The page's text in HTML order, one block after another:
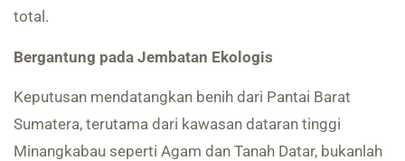
total.
Bergantung pada Jembatan Ekologis
Keputusan mendatangkan benih dari Pantai Barat
Sumatera, terutama dari kawasan dataran tinggi
Minangkabau seperti Agam dan Tanah Datar, bukanlah